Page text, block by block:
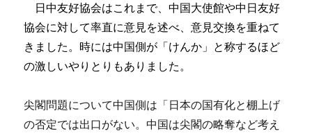
日中友好協会はこれまで、中国大使館や中日友好
協会に対して率直に意見を述べ、意見交換を重ねて
きました。時には中国側が「けんか」と称するほど
の激しいやりとりもありました。
尖閣問題について中国側は「日本の国有化と棚上げ
の否定では出口がない。中国は尖閣の略奪など考え